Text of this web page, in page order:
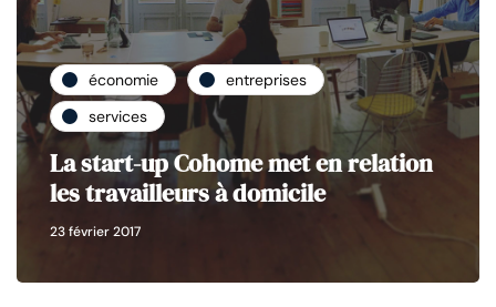
économie
entreprises
services
La start-up Cohome met en relation
les travailleurs à domicile
23 février 2017